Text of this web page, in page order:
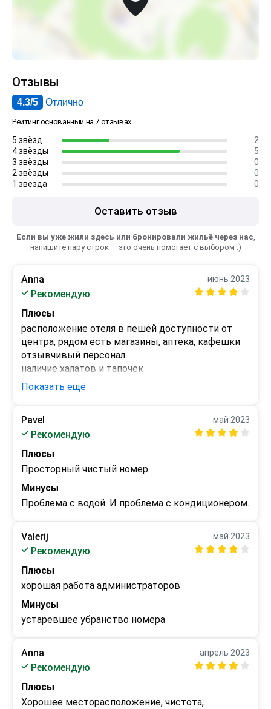
Отзывы
4.3/5 Отлично
Рейтинг основанный на 7 отзывах
5 звёзд
2
4 звёзды
5
3 звёзды
0
2 звёзды
0
1 звезда
0
Оставить отзыв
Если вы уже жили здесь или бронировали жильё через нас,
напишите пару строк — это очень помогает с выбором :)
Anna
Рекомендую
июнь 2023
Плюсы
расположение отеля в пешей доступности от
центра, рядом есть магазины, аптека, кафешки
отзывчивый персонал
наличие халатов и тапочек
Минусы
постоянные проблемы то с водой, то со светом
скудный завтрак
wifi работает в определенных местах
нет вешалок в шкафу
мебель старая
номер не убирали 3 дня, пока я не сказала об
этом на ресепшене
Показать ещё
Pavel
Рекомендую
май 2023
Плюсы
Просторный чистый номер
Минусы
Проблема с водой. И проблема с кондиционером.
Valerij
Рекомендую
май 2023
Плюсы
хорошая работа администраторов
Минусы
устаревшее убранство номера
Anna
Рекомендую
апрель 2023
Плюсы
Хорошее месторасположение, чистота,